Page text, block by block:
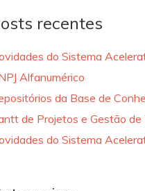
recentes
do Sistema
Alfanumérico
da Base de
de Projetos e Gestão de
do Sistema